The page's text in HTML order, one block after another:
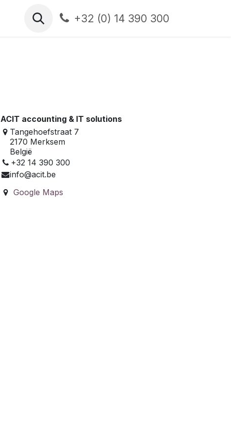
+32 (0) 14 390 300
ACIT accounting & IT solutions
Tangehoefstraat 7
2170 Merksem
België
+32 14 390 300
info@acit.be
Google Maps